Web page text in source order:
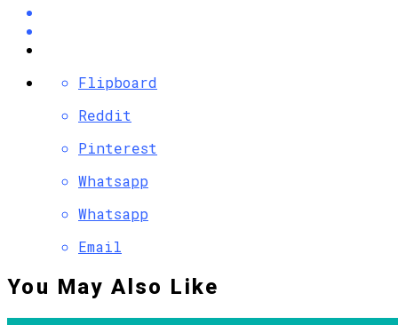
Flipboard
Reddit
Pinterest
Whatsapp
Whatsapp
Email
You May Also Like